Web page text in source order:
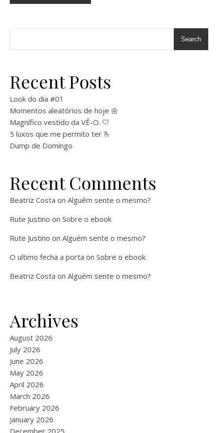
Search
Recent Posts
Look do dia #01
Momentos aleatórios de hoje 🌼
Magnífico vestido da VÊ-O. 🤍
5 luxos que me permito ter 🫰
Dump de Domingo
Recent Comments
Beatriz Costa on Alguém sente o mesmo?
Rute Justino on Sobre o ebook
Rute Justino on Alguém sente o mesmo?
O ultimo fecha a porta on Sobre o ebook
Beatriz Costa on Alguém sente o mesmo?
Archives
August 2026
July 2026
June 2026
May 2026
April 2026
March 2026
February 2026
January 2026